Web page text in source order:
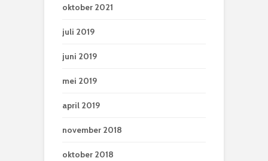
oktober 2021
juli 2019
juni 2019
mei 2019
april 2019
november 2018
oktober 2018